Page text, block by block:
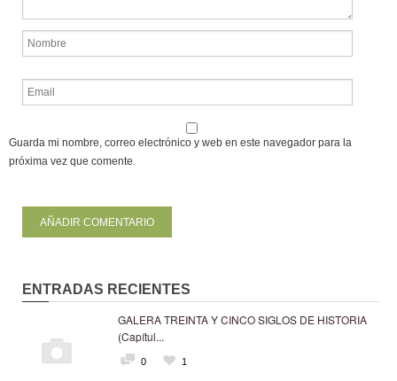
Guarda mi nombre, correo electrónico y web en este navegador para la
próxima vez que comente.
ENTRADAS RECIENTES
GALERA TREINTA Y CINCO SIGLOS DE HISTORIA
(Capítul...
0 1